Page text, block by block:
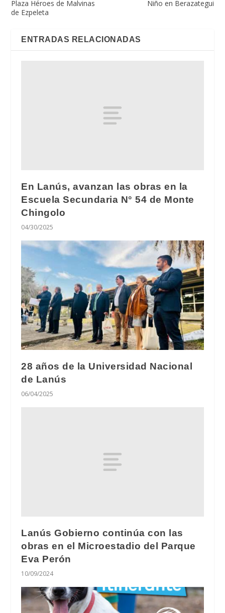
Plaza Héroes de Malvinas
de Ezpeleta
Niño en Berazategui
ENTRADAS RELACIONADAS
En Lanús, avanzan las obras en la
Escuela Secundaria N° 54 de Monte
Chingolo
04/30/2025
28 años de la Universidad Nacional
de Lanús
06/04/2025
Lanús Gobierno continúa con las
obras en el Microestadio del Parque
Eva Perón
10/09/2024